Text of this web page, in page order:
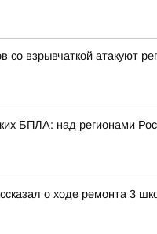
со взрывчаткой атакуют
БПЛА: над регионами
о ходе ремонта 3